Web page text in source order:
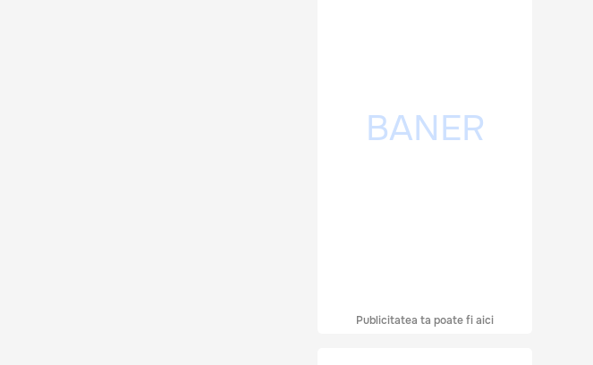
Publicitatea ta poate fi aici